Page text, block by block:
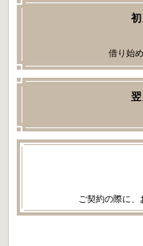
借り始
ご契約の際に、